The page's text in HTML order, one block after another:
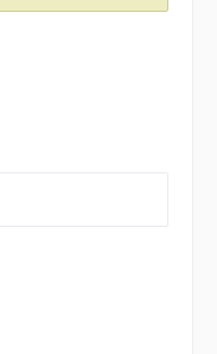
verfügbar.)